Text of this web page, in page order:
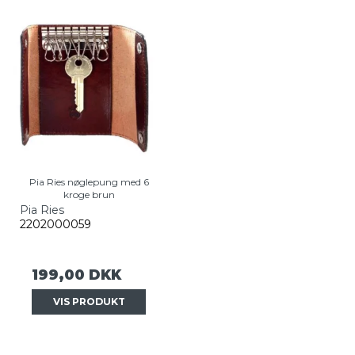
Pia Ries nøglepung med 6
kroge brun
Pia Ries
2202000059
199,00 DKK
VIS PRODUKT